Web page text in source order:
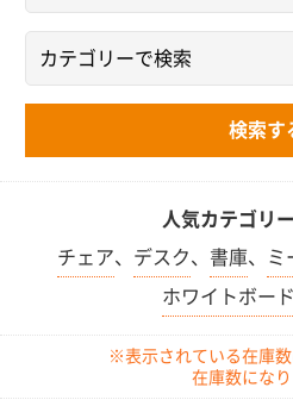
人気カテゴリ
チェア、 デスク、 書庫、 ミ
ホワイトボー
※表示されている在庫
在庫数になり